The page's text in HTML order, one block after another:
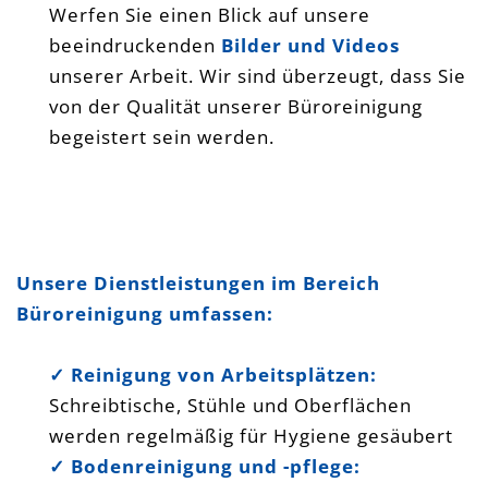
Werfen Sie einen Blick auf unsere
beeindruckenden Bilder und Videos
unserer Arbeit. Wir sind überzeugt, dass Sie
von der Qualität unserer Büroreinigung
begeistert sein werden.
Gernsheim Weinheim
Unsere Dienstleistungen im Bereich
Büroreinigung umfassen:
✓ Reinigung von Arbeitsplätzen:
Schreibtische, Stühle und Oberflächen
werden regelmäßig für Hygiene gesäubert
✓ Bodenreinigung und -pflege: